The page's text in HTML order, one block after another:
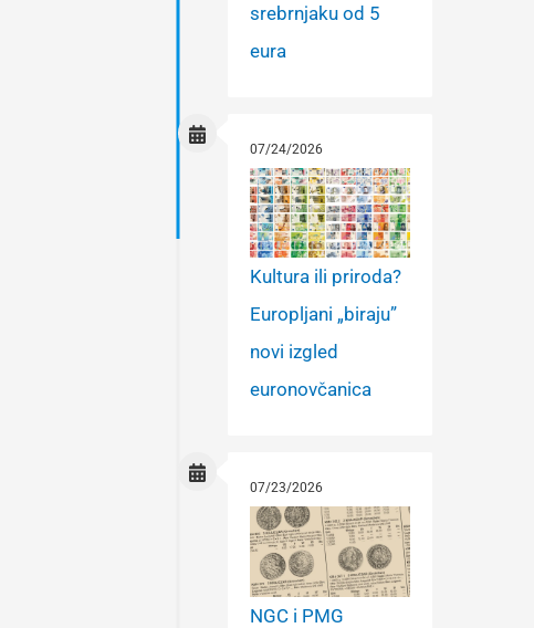
srebrnjaku od 5
eura
07/24/2026
Kultura ili priroda?
Europljani „biraju”
novi izgled
euronovčanica
07/23/2026
NGC i PMG